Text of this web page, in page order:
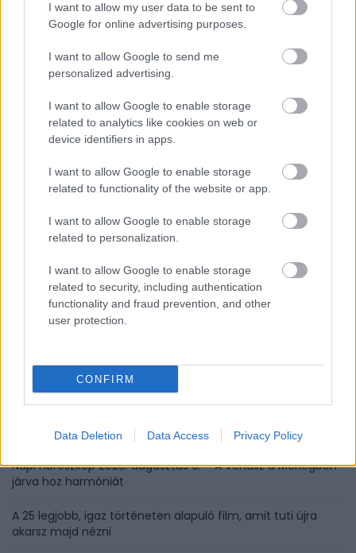
I want to allow my user data to be sent to
Google for online advertising purposes.
I want to allow Google to send me
personalized advertising.
I want to allow Google to enable storage
related to analytics like cookies on web or
device identifiers in apps.
I want to allow Google to enable storage
related to functionality of the website or app.
I want to allow Google to enable storage
related to personalization.
I want to allow Google to enable storage
related to security, including authentication
functionality and fraud prevention, and other
user protection.
CONFIRM
Data Deletion Data Access Privacy Policy
HOZZÁSZÓLÁSOK
LEGUTÓBBI BEJEGYZÉSEK
Ezt hozza 2026. augusztus 6. a numerológia szerint: kedves
gesztusok és gondoskodás
Ma, augusztus 6.: Berta és Bettina névnapját ünnepeljük –
Milyen személyiségre utalnak a nevek?
az országot
Napi horoszkóp 2026. augusztus 6. – A Vénusz a Mérlegben
járva hoz harmóniát
A 25 legjobb, igaz történeten alapuló film, amit tuti újra
akarsz majd nézni